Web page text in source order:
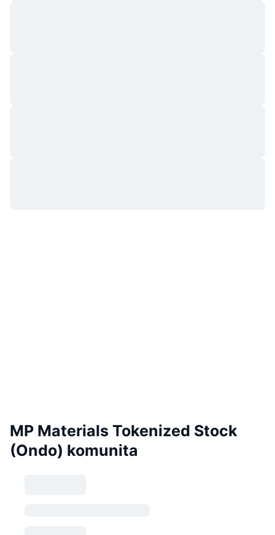
MP Materials Tokenized Stock
(Ondo) komunita